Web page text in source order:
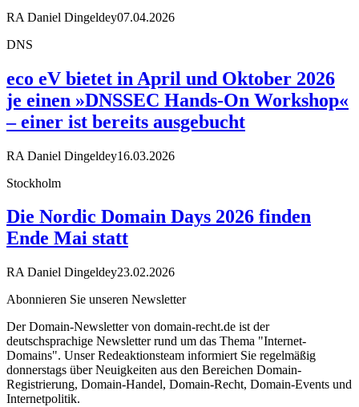
RA Daniel Dingeldey07.04.2026
DNS
eco eV bietet in April und Oktober 2026
je einen »DNSSEC Hands-On Workshop«
– einer ist bereits ausgebucht
RA Daniel Dingeldey16.03.2026
Stockholm
Die Nordic Domain Days 2026 finden
Ende Mai statt
RA Daniel Dingeldey23.02.2026
Abonnieren Sie unseren Newsletter
Der Domain-Newsletter von domain-recht.de ist der
deutschsprachige Newsletter rund um das Thema "Internet-
Domains". Unser Redeaktionsteam informiert Sie regelmäßig
donnerstags über Neuigkeiten aus den Bereichen Domain-
Registrierung, Domain-Handel, Domain-Recht, Domain-Events und
Internetpolitik.